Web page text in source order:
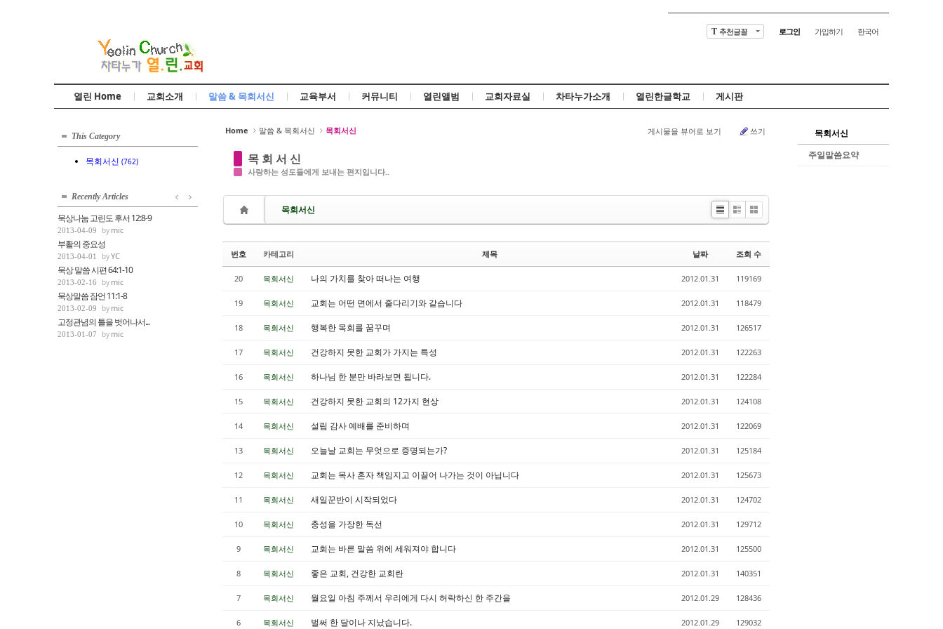
T 추천글꼴 로그인 가입하기 한국어
열린 Home 교회소개 말씀 & 목회서신 교육부서 커뮤니티 열린앨범 교회자료실 차타누가소개 열린한글학교 게시판
목회서신
주일말씀요약
Home 말씀 & 목회서신 목회서신 게시물을 뷰어로 보기 쓰기
목 회 서 신
사랑하는 성도들에게 보내는 편지입니다..
목회서신
Li
Zi
e
G
le
r
y
번호 카테고리 제목 날짜 조회 수
20 목회서신 나의 가치를 찾아 떠나는 여행 2012.01.31 119169
19 목회서신 교회는 어떤 면에서 줄다리기와 같습니다 2012.01.31 118479
18 목회서신 행복한 목회를 꿈꾸며 2012.01.31 126517
17 목회서신 건강하지 못한 교회가 가지는 특성 2012.01.31 122263
16 목회서신 하나님 한 분만 바라보면 됩니다. 2012.01.31 122284
15 목회서신 건강하지 못한 교회의 12가지 현상 2012.01.31 124108
14 목회서신 설립 감사 예배를 준비하며 2012.01.31 122069
13 목회서신 오늘날 교회는 무엇으로 증명되는가? 2012.01.31 125184
12 목회서신 교회는 목사 혼자 책임지고 이끌어 나가는 것이 아닙니다 2012.01.31 125673
11 목회서신 새일꾼반이 시작되었다 2012.01.31 124702
10 목회서신 충성을 가장한 독선 2012.01.31 129712
9 목회서신 교회는 바른 말씀 위에 세워져야 합니다 2012.01.31 125500
8 목회서신 좋은 교회, 건강한 교회란 2012.01.31 140351
7 목회서신 월요일 아침 주께서 우리에게 다시 허락하신 한 주간을 2012.01.29 128436
6 목회서신 벌써 한 달이나 지났습니다. 2012.01.29 129032
This Category
목회서신 (762)
Recently Articles
묵상나눔 고린도 후서 12:8-9
2013-04-09 mic
부활의 중요성
2013-04-01 YC
묵상 말씀 시편 64:1-10
2013-02-16 mic
묵상말씀 잠언 11:1-8
2013-02-09 mic
고정관념의 틀을 벗어나서...
2013-01-07 mic
Sketchbook5, 스케치북5
Sketchbook5, 스케치북5